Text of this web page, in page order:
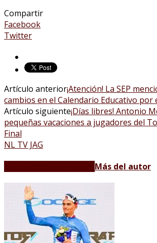
Compartir
Facebook
Twitter
Artículo anterior¡Atención! La SEP
cambios en el Calendario Educativo por
Artículo siguiente¡Días libres! Antonio
pequeñas vacaciones a jugadores del
Final
NL TV JAG
Más del autor